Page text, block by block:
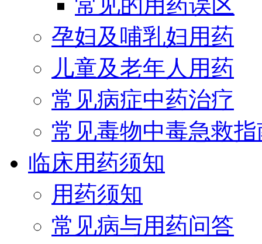
孕妇及哺乳妇用药
儿童及老年人用药
常见病症中药治疗
常见毒物中毒急救指
临床用药须知
用药须知
常见病与用药问答